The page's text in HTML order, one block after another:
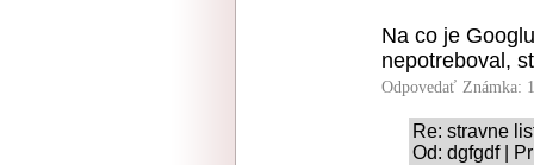
Na co je
nepotreboval,
Odpovedať Známka:
Re: stravne
Od: dgfgdf |